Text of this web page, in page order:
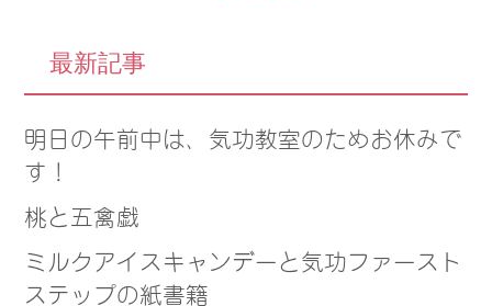
最新記事
明日の午前中は、気功教室のためお休みで
す！
桃と五禽戯
ミルクアイスキャンデーと気功ファースト
ステップの紙書籍